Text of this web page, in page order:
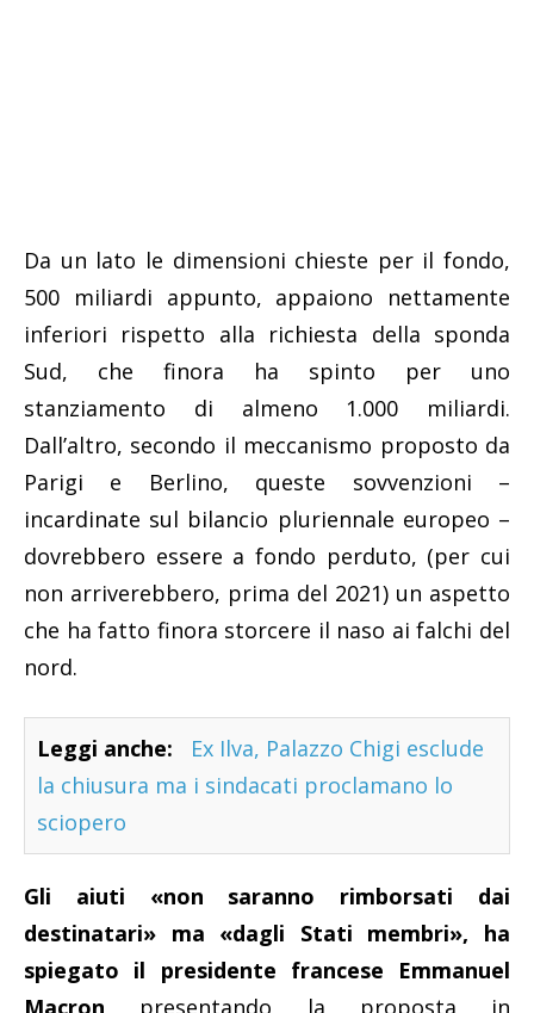
Da un lato le dimensioni chieste per il fondo,
500 miliardi appunto, appaiono nettamente
inferiori rispetto alla richiesta della sponda
Sud, che finora ha spinto per uno
stanziamento di almeno 1.000 miliardi.
Dall’altro, secondo il meccanismo proposto da
Parigi e Berlino, queste sovvenzioni –
incardinate sul bilancio pluriennale europeo –
dovrebbero essere a fondo perduto, (per cui
non arriverebbero, prima del 2021) un aspetto
che ha fatto finora storcere il naso ai falchi del
nord.
Leggi anche:
Ex Ilva, Palazzo Chigi esclude
la chiusura ma i sindacati proclamano lo
sciopero
Gli aiuti «non saranno rimborsati dai
destinatari» ma «dagli Stati membri», ha
spiegato il presidente francese Emmanuel
Macron presentando la proposta in